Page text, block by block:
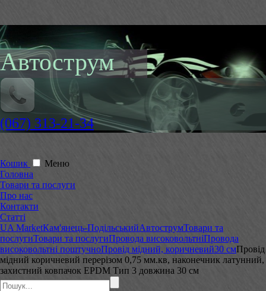
Автострум
(067) 313-21-34
Кошик
Меню
Головна
Товари та послуги
Про нас
Контакти
Статті
UA MarketКам'янець-ПодільськийАвтострумТовари та
послугиТовари та послугиПровода високовольтніПровода
високовольтні поштучноПровід мідний, коричневий30 смПровід
мідний коричневий перерізом 0,75 мм.кв, наконечник латунний,
захистний ковпачок EPDM Тип 3 довжина 30 см